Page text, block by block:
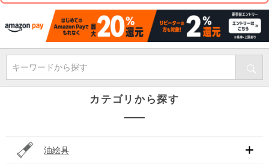
キーワードから探す
カテゴリから探す
油絵具